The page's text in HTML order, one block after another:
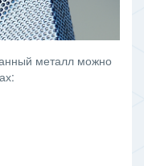
металл можно